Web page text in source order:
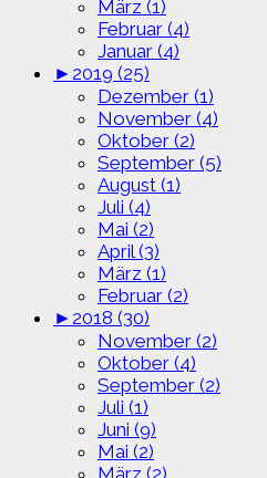
März (1)
Februar (4)
Januar (4)
► 2019 (25)
Dezember (1)
November (4)
Oktober (2)
September (5)
August (1)
Juli (4)
Mai (2)
April (3)
März (1)
Februar (2)
► 2018 (30)
November (2)
Oktober (4)
September (2)
Juli (1)
Juni (9)
Mai (2)
März (2)